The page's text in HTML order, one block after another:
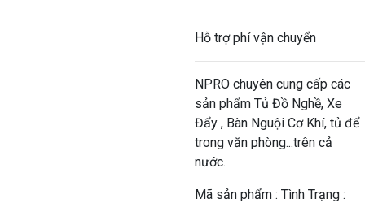
Hỗ trợ phí vận chuyển
NPRO chuyên cung cấp các
sản phẩm Tủ Đồ Nghề, Xe
Đẩy , Bàn Nguội Cơ Khí, tủ để
trong văn phòng...trên cả
nước.
Mã sản phẩm : Tình Trạng :